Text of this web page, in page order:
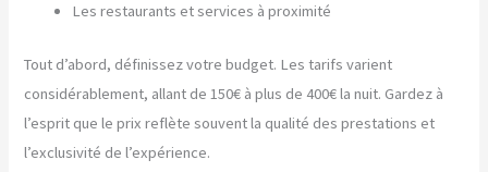
Les restaurants et services à proximité
Tout d’abord, définissez votre budget. Les tarifs varient
considérablement, allant de 150€ à plus de 400€ la nuit. Gardez à
l’esprit que le prix reflète souvent la qualité des prestations et
l’exclusivité de l’expérience.